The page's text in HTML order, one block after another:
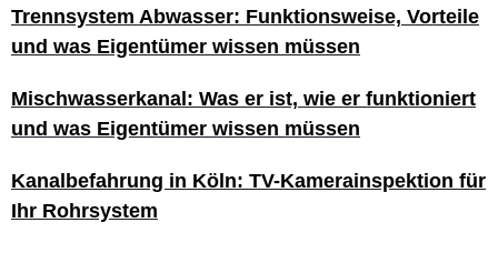
Trennsystem Abwasser: Funktionsweise, Vorteile
und was Eigentümer wissen müssen
Mischwasserkanal: Was er ist, wie er funktioniert
und was Eigentümer wissen müssen
Kanalbefahrung in Köln: TV-Kamerainspektion für
Ihr Rohrsystem